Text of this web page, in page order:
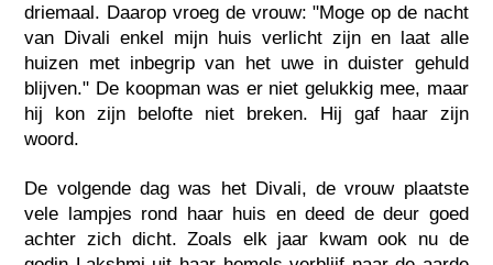
driemaal. Daarop vroeg de vrouw: "Moge op de nacht
van Divali enkel mijn huis verlicht zijn en laat alle
huizen met inbegrip van het uwe in duister gehuld
blijven." De koopman was er niet gelukkig mee, maar
hij kon zijn belofte niet breken. Hij gaf haar zijn
woord.
De volgende dag was het Divali, de vrouw plaatste
vele lampjes rond haar huis en deed de deur goed
achter zich dicht. Zoals elk jaar kwam ook nu de